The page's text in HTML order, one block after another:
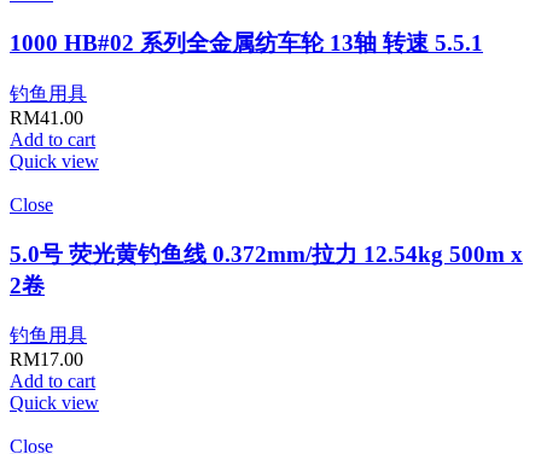
1000 HB#02 系列全金属纺车轮 13轴 转速 5.5.1
钓鱼用具
RM41.00
Add to cart
Quick view
Close
5.0号 荧光黄钓鱼线 0.372mm/拉力 12.54kg 500m x
2卷
钓鱼用具
RM17.00
Add to cart
Quick view
Close